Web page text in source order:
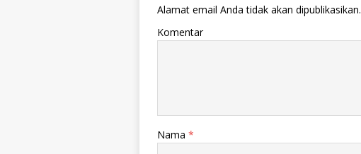
Alamat email Anda tidak akan dipublikasikan.
Komentar
Nama *